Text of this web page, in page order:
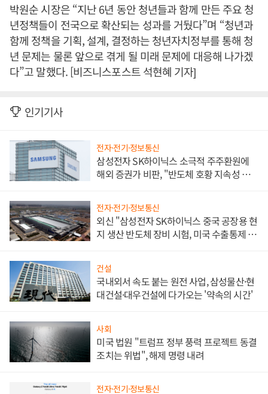
박원순 시장은 “지난 6년 동안 청년들과 함께 만든 주요 청
년정책들이 전국으로 확산되는 성과를 거뒀다”며 “청년과
함께 정책을 기획, 설계, 결정하는 청년자치정부를 통해 청
년 문제는 물론 앞으로 겪게 될 미래 문제에 대응해 나가겠
다”고 말했다. [비즈니스포스트 석현혜 기자]
인기기사
전자·전기·정보통신
삼성전자 SK하이닉스 소극적 주주환원에
해외 증권가 비판, "반도체 호황 지속성 의
전자·전기·정보통신
외신 "삼성전자 SK하이닉스 중국 공장용 현
지 생산 반도체 장비 시험, 미국 수출통제 대
건설
국내외서 속도 붙는 원전 사업, 삼성물산·현
대건설·대우건설에 다가오는 '약속의 시간'
사회
미국 법원 "트럼프 정부 풍력 프로젝트 동결
조치는 위법", 해제 명령 내려
전자·전기·정보통신